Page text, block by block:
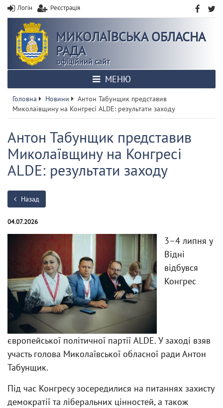
Логін Реєстрація
МИКОЛАЇВСЬКА ОБЛАСНА
РАДА
офіційний сайт
МЕНЮ
Головна Новини
Антон Табунщик представив
Миколаївщину на Конгресі ALDE: результати заходу
Антон Табунщик представив
Миколаївщину на Конгресі
ALDE: результати заходу
Назад
04.07.2026
3–4 липня у
Відні
відбувся
Конгрес
європейської політичної партії ALDE. У заході взяв
участь голова Миколаївської обласної ради Антон
Табунщик.
Під час Конгресу зосередилися на питаннях захисту
демократії та ліберальних цінностей, а також